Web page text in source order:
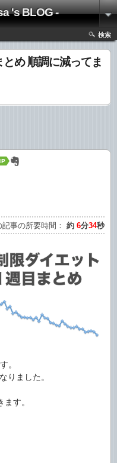
's BLOG -
検索
め 順調に減ってま
記事の所要時間： 約 6分34秒
。
りました。
す。